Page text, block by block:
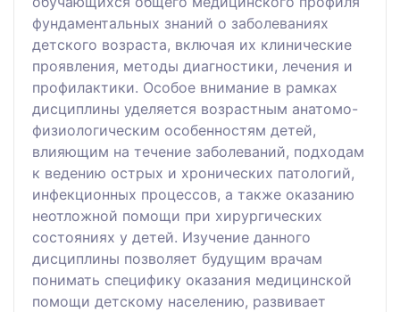
фундаментальных знаний о заболеваниях
детского возраста, включая их клинические
проявления, методы диагностики, лечения и
профилактики. Особое внимание в рамках
дисциплины уделяется возрастным анатомо-
физиологическим особенностям детей,
влияющим на течение заболеваний, подходам
к ведению острых и хронических патологий,
инфекционных процессов, а также оказанию
неотложной помощи при хирургических
состояниях у детей. Изучение данного
дисциплины позволяет будущим врачам
понимать специфику оказания медицинской
помощи детскому населению, развивает